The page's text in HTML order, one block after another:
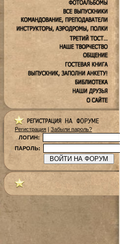
Регистрация | Забыли пароль?
ЛОГИН:
ПАРОЛЬ: